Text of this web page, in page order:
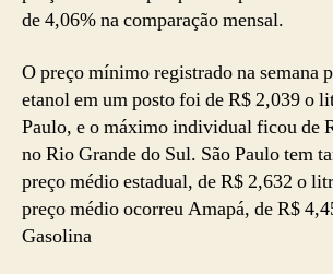
de 4,06% na comparação mensal.
O preço mínimo registrado na semana
etanol em um posto foi de R$ 2,039 o
Paulo, e o máximo individual ficou de
no Rio Grande do Sul. São Paulo tem
preço médio estadual, de R$ 2,632 o
preço médio ocorreu Amapá, de R$
Gasolina